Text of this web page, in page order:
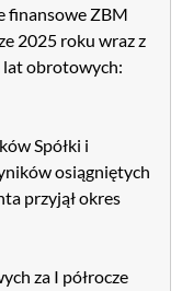
finansowe ZBM
2025 roku wraz z
lat obrotowych:
Spółki i
osiągniętych
przyjął okres
za I półrocze